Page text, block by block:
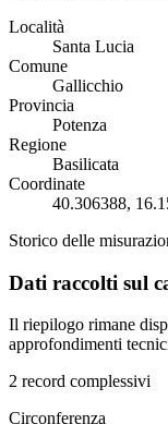
Località
Santa Lucia
Comune
Gallicchio
Provincia
Potenza
Regione
Basilicata
Coordinate
40.306388,
Storico delle
Dati raccolti sul
Il riepilogo rimane
approfondimenti
2 record complessivi
Circonferenza